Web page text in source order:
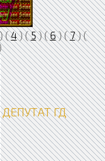
(4) (5) (6) (7) (
ДЕПУТАТ ГД